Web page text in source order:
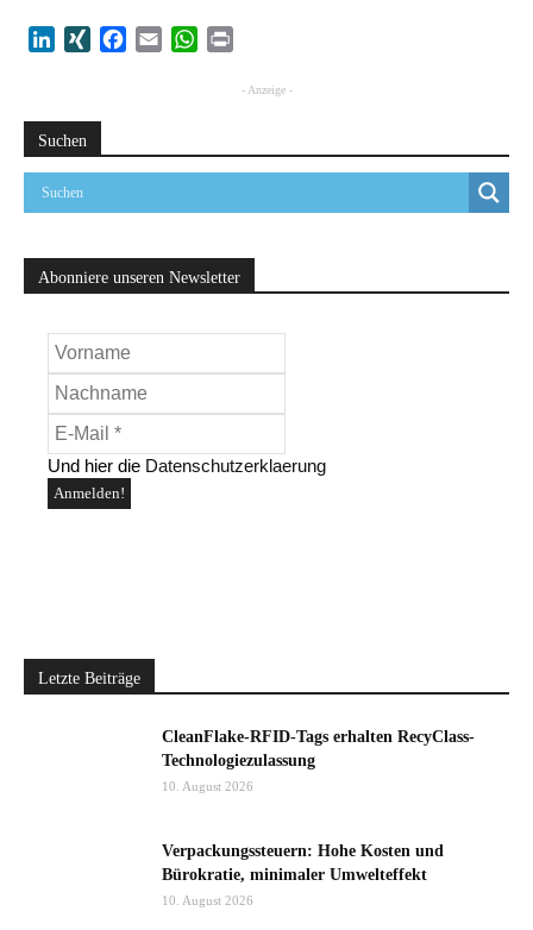
LinkedIn
XING Facebook
Email WhatsApp
- Anzeige -
Suchen
Abonniere unseren Newsletter
Und hier die Datenschutzerklaerung
Letzte Beiträge
CleanFlake-RFID-Tags erhalten RecyClass-
Technologiezulassung
10. August 2026
Verpackungssteuern: Hohe Kosten und
Bürokratie, minimaler Umwelteffekt
10. August 2026